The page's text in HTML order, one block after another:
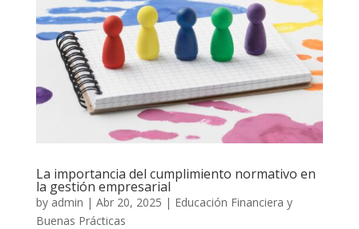
La importancia del cumplimiento normativo en
la gestión empresarial
by admin | Abr 20, 2025 | Educación Financiera y
Buenas Prácticas